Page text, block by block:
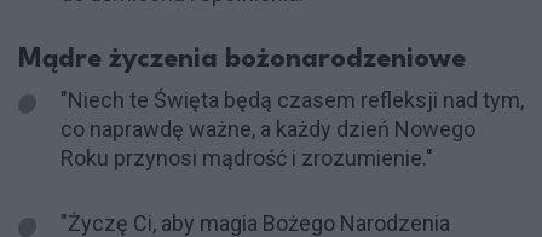
Mądre życzenia bożonarodzeniowe
"Niech te Święta będą czasem refleksji nad tym,
co naprawdę ważne, a każdy dzień Nowego
Roku przynosi mądrość i zrozumienie."
"Życzę Ci, aby magia Bożego Narodzenia